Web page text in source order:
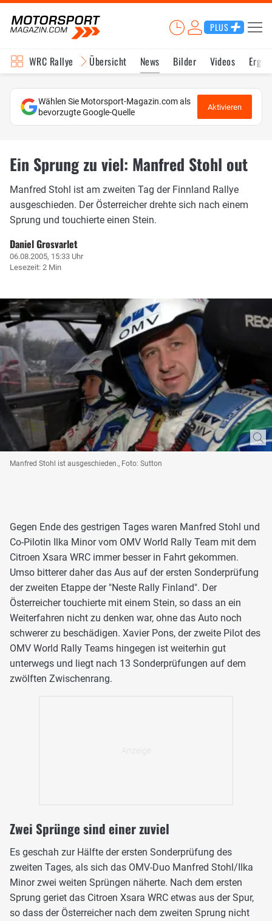
PLUS
WRC Rallye Übersicht News Bilder Videos
Wählen Sie Motorsport-Magazin.com als
bevorzugte Google-Quelle
Aktivieren
Ein Sprung zu viel: Manfred Stohl out
Manfred Stohl ist am zweiten Tag der Finnland Rallye
ausgeschieden. Der Österreicher drehte sich nach einem
Sprung und touchierte einen Stein.
Daniel Grosvarlet
06.08.2005, 15:33 Uhr
Lesezeit: 2 Min
Manfred Stohl ist ausgeschieden., Foto: Sutton
Gegen Ende des gestrigen Tages waren Manfred Stohl und
Co-Pilotin Ilka Minor vom OMV World Rally Team mit dem
Citroen Xsara WRC immer besser in Fahrt gekommen.
Umso bitterer daher das Aus auf der ersten Sonderprüfung
der zweiten Etappe der "Neste Rally Finland". Der
Österreicher touchierte mit einem Stein, so dass an ein
Weiterfahren nicht zu denken war, ohne das Auto noch
schwerer zu beschädigen. Xavier Pons, der zweite Pilot des
OMV World Rally Teams hingegen ist weiterhin gut
unterwegs und liegt nach 13 Sonderprüfungen auf dem
zwölften Zwischenrang.
Zwei Sprünge sind einer zuviel
Es geschah zur Hälfte der ersten Sonderprüfung des
zweiten Tages, als sich das OMV-Duo Manfred Stohl/Ilka
Minor zwei weiten Sprüngen näherte. Nach dem ersten
Sprung geriet das Citroen Xsara WRC etwas aus der Spur,
so dass der Österreicher nach dem zweiten Sprung nicht